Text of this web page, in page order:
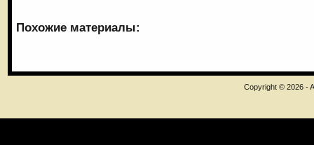
Похожие материалы:
Copyright © 2026 -